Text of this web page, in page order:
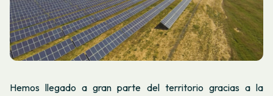
Hemos llegado a gran parte del territorio gracias a la